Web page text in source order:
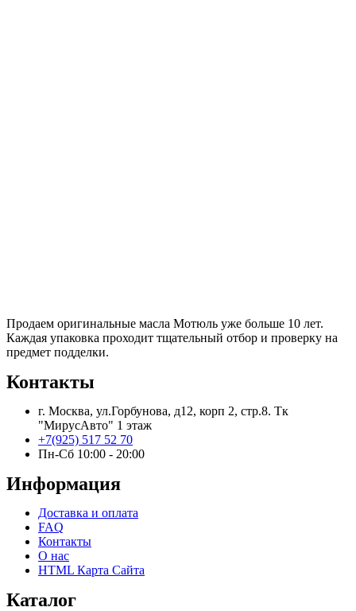
Продаем оригинальные масла Мотюль уже больше 10 лет.
Каждая упаковка проходит тщательный отбор и проверку на
предмет подделки.
Контакты
г. Москва, ул.Горбунова, д12, корп 2, стр.8. Тк
"МирусАвто" 1 этаж
+7(925) 517 52 70
Пн-Сб 10:00 - 20:00​
Информация
Доставка и оплата
FAQ
Контакты
О нас
HTML Карта Сайта
Каталог